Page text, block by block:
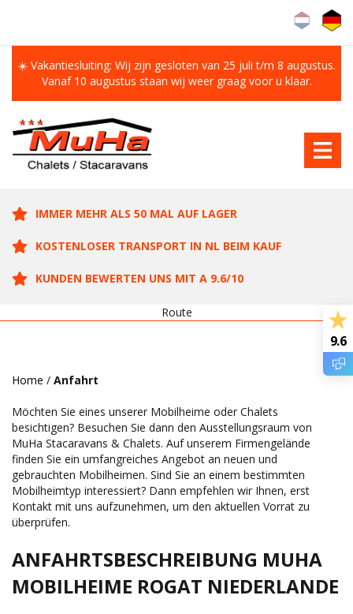
☀️ Vakantiesluiting: Wij zijn gesloten van 25 juli t/m 8 augustus.
Vanaf 10 augustus staan wij weer graag voor u klaar.
IMMER MEHR ALS 50 MAL AUF LAGER
KOSTENLOSER TRANSPORT IN NL BEIM KAUF
KUNDEN BEWERTEN UNS MIT A 9.6/10
Route
Home / Anfahrt
Möchten Sie eines unserer Mobilheime oder Chalets
besichtigen? Besuchen Sie dann den Ausstellungsraum von
MuHa Stacaravans & Chalets. Auf unserem Firmengelände
finden Sie ein umfangreiches Angebot an neuen und
gebrauchten Mobilheimen. Sind Sie an einem bestimmten
Mobilheimtyp interessiert? Dann empfehlen wir Ihnen, erst
Kontakt mit uns aufzunehmen, um den aktuellen Vorrat zu
überprüfen.
ANFAHRTSBESCHREIBUNG MUHA
MOBILHEIME ROGAT NIEDERLANDE
9.6